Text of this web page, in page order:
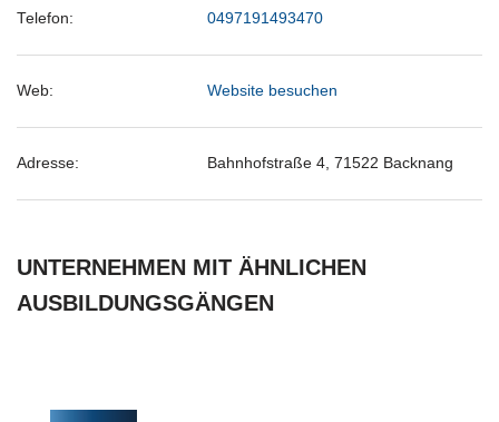
Telefon: 0497191493470
Web: Website besuchen
Adresse: Bahnhofstraße 4, 71522 Backnang
UNTERNEHMEN MIT ÄHNLICHEN
AUSBILDUNGSGÄNGEN